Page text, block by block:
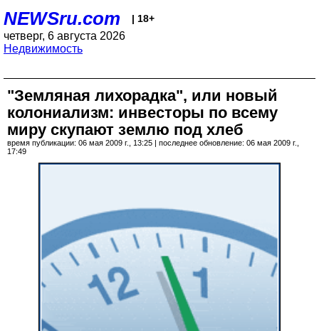
NEWSru.com | 18+
четверг, 6 августа 2026
Недвижимость
"Земляная лихорадка", или новый
колониализм: инвесторы по всему
миру скупают землю под хлеб
время публикации: 06 мая 2009 г., 13:25 | последнее обновление: 06 мая 2009 г.,
17:49